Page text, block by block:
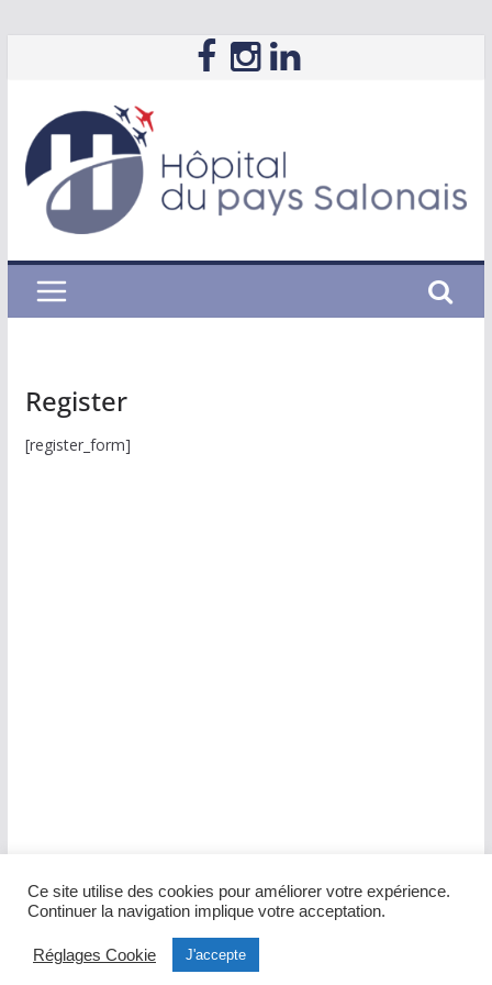
contenu
Register
[register_form]
Ce site utilise des cookies pour améliorer votre expérience.
Continuer la navigation implique votre acceptation.
Réglages Cookie J'accepte